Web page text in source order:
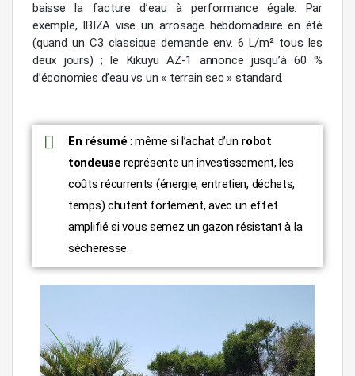
baisse la facture d’eau à performance égale. Par
exemple, IBIZA vise un arrosage hebdomadaire en été
(quand un C3 classique demande env. 6 L/m² tous les
deux jours) ; le Kikuyu AZ-1 annonce jusqu’à 60 %
d’économies d’eau vs un « terrain sec » standard.
En résumé : même si l’achat d’un robot
tondeuse représente un investissement, les
coûts récurrents (énergie, entretien, déchets,
temps) chutent fortement, avec un effet
amplifié si vous semez un gazon résistant à la
sécheresse.